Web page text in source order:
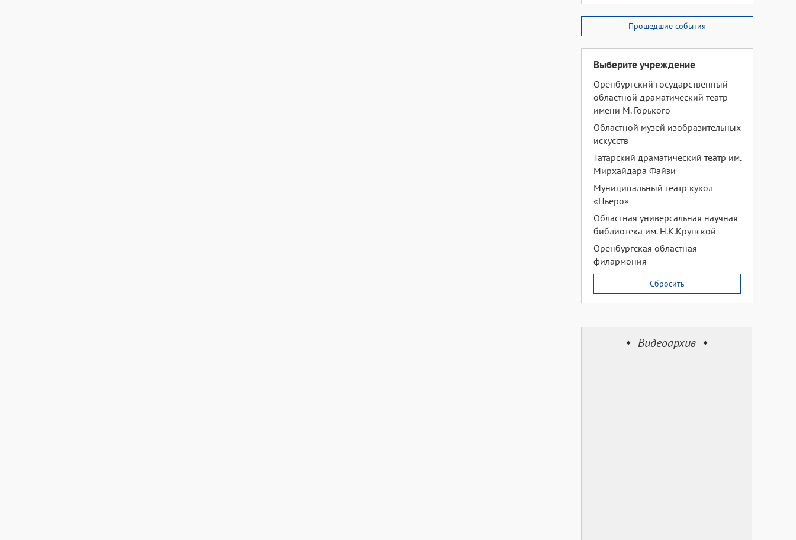
Прошедшие события
Выберите учреждение
Оренбургский государственный
областной драматический театр
имени М. Горького
Областной музей изобразительных
искусств
Татарский драматический театр им.
Мирхайдара Файзи
Муниципальный театр кукол
«Пьеро»
Областная универсальная научная
библиотека им. Н.К.Крупской
Оренбургская областная
филармония
Сбросить
Видеоархив